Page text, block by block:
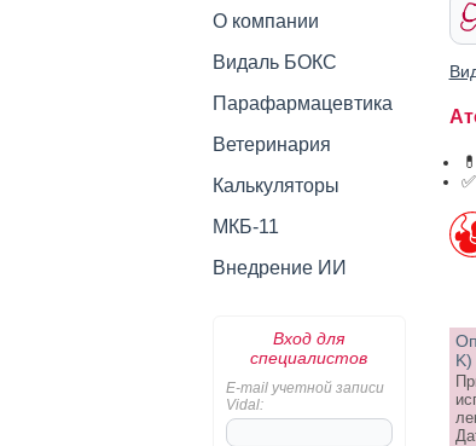
О компании
Видаль БОКС
Парафармацевтика
Ветеринария
Калькуляторы
МКБ-11
Внедрение ИИ
Вход для
специалистов
E-mail учетной записи
Vidal:
K)